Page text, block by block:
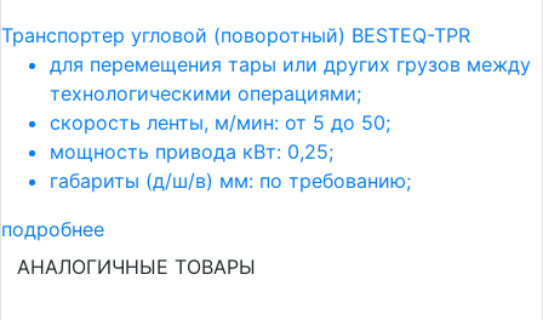
Транспортер угловой (поворотный) BESTEQ-TPR
для перемещения тары или других грузов между
технологическими операциями;
скорость ленты, м/мин: от 5 до 50;
мощность привода кВт: 0,25;
габариты (д/ш/в) мм: по требованию;
подробнее
АНАЛОГИЧНЫЕ ТОВАРЫ